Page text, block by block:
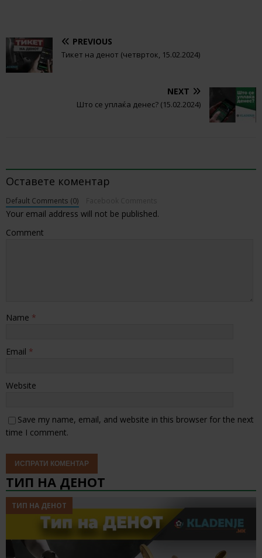
PREVIOUS
Тикет на денот (четврток, 15.02.2024)
NEXT
Што се уплаќа денес? (15.02.2024)
Оставете коментар
Default Comments (0)
Your email address will not be published.
Comment
Name *
Email *
Website
Save my name, email, and website in this browser for the next
time I comment.
ТИП НА ДЕНОТ
ТИП НА ДЕНОТ